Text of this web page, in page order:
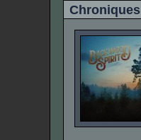
Chroniques